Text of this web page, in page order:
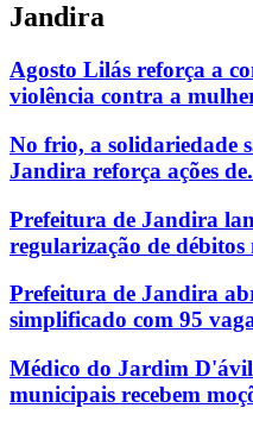
Jandira
Agosto Lilás reforça a
violência contra a
No frio, a solidariedade
Jandira reforça ações
Prefeitura de Jandira
regularização de
Prefeitura de Jandira
simplificado com 95
Médico do Jardim
municipais recebem